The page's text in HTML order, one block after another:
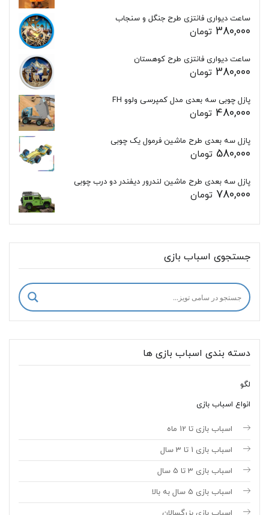
ساعت دیواری فانتزی طرح جنگل و سنجاب
380,000 تومان
ساعت دیواری فانتزی طرح کوهستان
380,000 تومان
پازل چوبی سه بعدی مدل کمپرسی ولوو FH
480,000 تومان
پازل سه بعدی طرح ماشین فرمول یک چوبی
580,000 تومان
پازل سه بعدی طرح ماشین لندرور دیفندر دو درب چوبی
780,000 تومان
جستجوی اسباب بازی
دسته بندی اسباب بازی ها
لگو
انواع اسباب بازی
اسباب بازی تا 12 ماه
اسباب بازی 1 تا 3 سال
اسباب بازی 3 تا 5 سال
اسباب بازی 5 سال به بالا